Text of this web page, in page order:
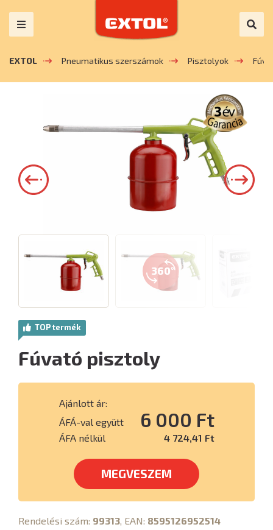
EXTOL Pneumatikus szerszámok Pisztolyok
360°
TOP termék
Fúvató pisztoly
Ajánlott ár:
ÁFÁ-val együtt
6 000 Ft
ÁFA nélkül 4 724,41 Ft
MEGVESZEM
Rendelési szám: 99313 , EAN: 8595126952514